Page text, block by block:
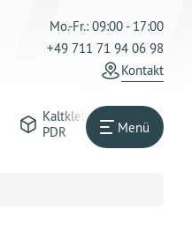
Mo.-Fr.: 09:00 - 17:00
+49 711 71 94 06 98
Kontakt
Kaltkleber
PDR
Menü